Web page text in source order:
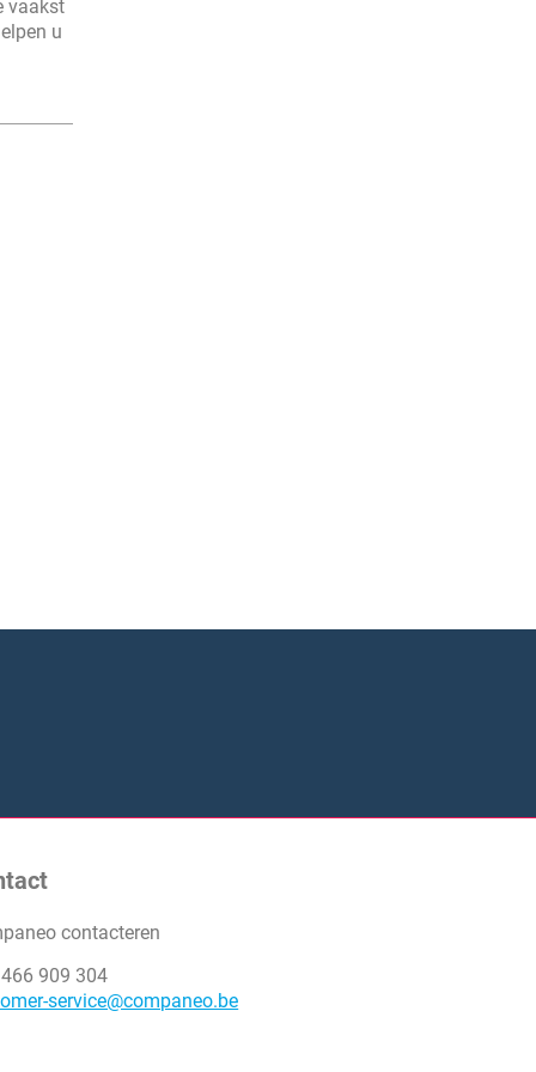
vaakst
u
contacteren
909 304
service@companeo.be